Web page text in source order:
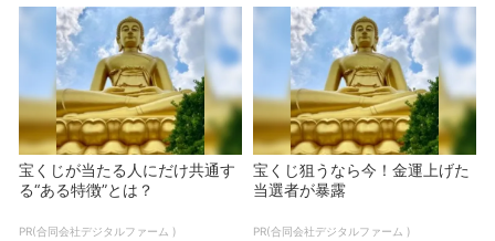
宝くじが当たる人にだけ共通す
る“ある特徴”とは？
PR(合同会社デジタルファーム )
宝くじ狙うなら今！金運上げた
当選者が暴露
PR(合同会社デジタルファーム )